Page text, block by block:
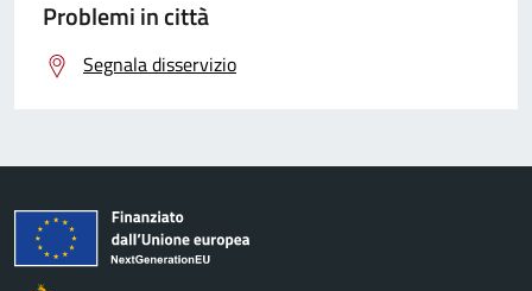
Problemi in città
Segnala disservizio